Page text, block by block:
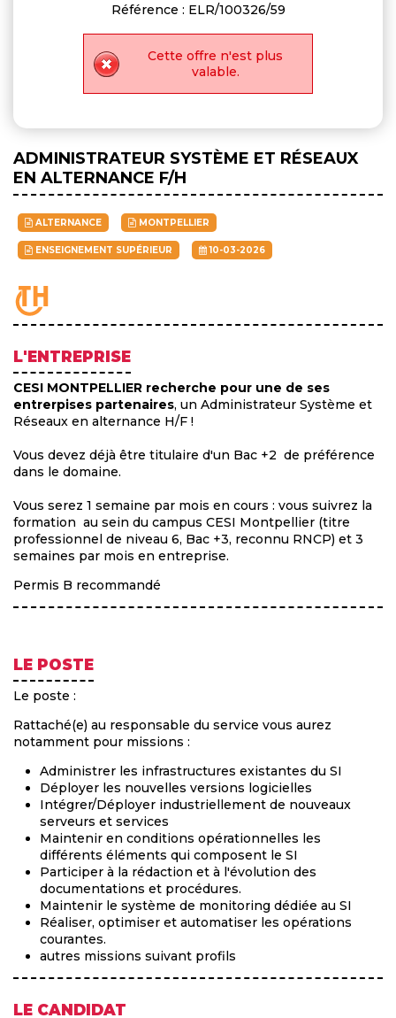
Référence : ELR/100326/59
Cette offre n'est plus
valable.
ADMINISTRATEUR SYSTÈME ET RÉSEAUX
EN ALTERNANCE F/H
ALTERNANCE MONTPELLIER
ENSEIGNEMENT SUPÉRIEUR 10-03-2026
L'ENTREPRISE
CESI MONTPELLIER recherche pour une de ses
entrerpises partenaires, un Administrateur Système et
Réseaux en alternance H/F !
Vous devez déjà être titulaire d'un Bac +2 de préférence
dans le domaine.
Vous serez 1 semaine par mois en cours : vous suivrez la
formation au sein du campus CESI Montpellier (titre
professionnel de niveau 6, Bac +3, reconnu RNCP) et 3
semaines par mois en entreprise.
Permis B recommandé
LE POSTE
Le poste :
Rattaché(e) au responsable du service vous aurez
notamment pour missions :
Administrer les infrastructures existantes du SI
Déployer les nouvelles versions logicielles
Intégrer/Déployer industriellement de nouveaux
serveurs et services
Maintenir en conditions opérationnelles les
différents éléments qui composent le SI
Participer à la rédaction et à l'évolution des
documentations et procédures.
Maintenir le système de monitoring dédiée au SI
Réaliser, optimiser et automatiser les opérations
courantes.
autres missions suivant profils
LE CANDIDAT